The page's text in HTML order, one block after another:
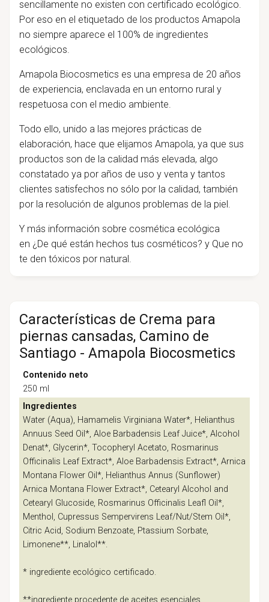
sencillamente no existen con certificado ecológico.
Por eso en el etiquetado de los productos Amapola
no siempre aparece el 100% de ingredientes
ecológicos.
Amapola Biocosmetics es una empresa de 20 años
de experiencia, enclavada en un entorno rural y
respetuosa con el medio ambiente.
Todo ello, unido a las mejores prácticas de
elaboración, hace que elijamos Amapola, ya que sus
productos son de la calidad más elevada, algo
constatado ya por años de uso y venta y tantos
clientes satisfechos no sólo por la calidad, también
por la resolución de algunos problemas de la piel.
Y más información sobre cosmética ecológica
en ¿De qué están hechos tus cosméticos? y Que no
te den tóxicos por natural.
Características de Crema para
piernas cansadas, Camino de
Santiago - Amapola Biocosmetics
Contenido neto
250 ml
Ingredientes
Water (Aqua), Hamamelis Virginiana Water*, Helianthus
Annuus Seed Oil*, Aloe Barbadensis Leaf Juice*, Alcohol
Denat*, Glycerin*, Tocopheryl Acetato, Rosmarinus
Officinalis Leaf Extract*, Aloe Barbadensis Extract*, Arnica
Montana Flower Oil*, Helianthus Annus (Sunflower)
Arnica Montana Flower Extract*, Cetearyl Alcohol and
Cetearyl Glucoside, Rosmarinus Officinalis Leafl Oil*,
Menthol, Cupressus Sempervirens Leaf/Nut/Stem Oil*,
Citric Acid, Sodium Benzoate, Ptassium Sorbate,
Limonene**, Linalol**.
* ingrediente ecológico certificado.